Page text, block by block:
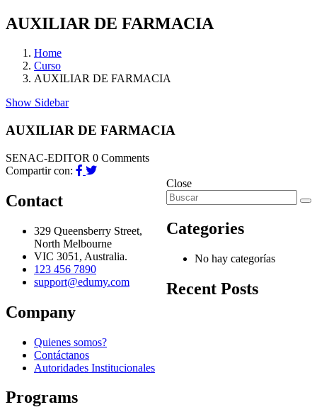
AUXILIAR DE FARMACIA
Home
Curso
AUXILIAR DE FARMACIA
Show Sidebar
AUXILIAR DE FARMACIA
SENAC-EDITOR 0 Comments
Compartir con:
Close
Categories
No hay categorías
Recent Posts
Contact
329 Queensberry Street,
North Melbourne
VIC 3051, Australia.
123 456 7890
support@edumy.com
Company
Quienes somos?
Contáctanos
Autoridades Institucionales
Programs